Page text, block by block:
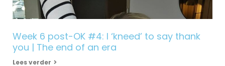
Week 6 post-OK #4: I ‘kneed’ to say thank
you | The end of an era
Lees verder